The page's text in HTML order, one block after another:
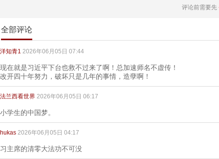
评论前需要先
全部评论
洋知青1 2026年06月05日 07:44
现在就是习近平下台也救不过来了啊！总加速师名不虚传！
改开四十年努力，破坏只是几年的事情，造孽啊！
法兰西看世界 2026年06月05日 06:17
小学生的中国梦。
hukas 2026年06月05日 04:17
习主席的清零大法功不可没